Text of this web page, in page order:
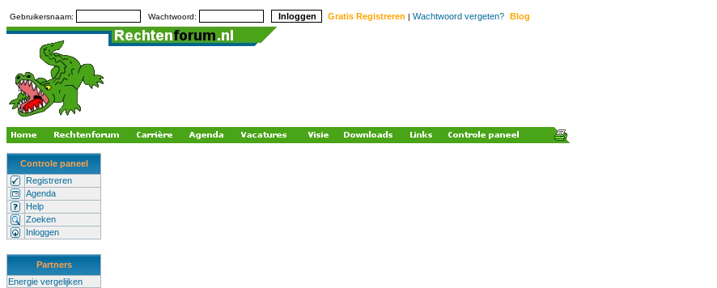
Gebruikersnaam: Wachtwoord: Gratis Registreren | Wachtwoord vergeten? Blog
Controle paneel
Registreren
Agenda
Help
Zoeken
Inloggen
Partners
Energie vergelijken